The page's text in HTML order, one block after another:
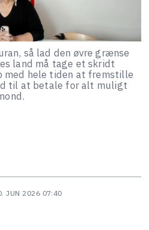
så lad den øvre grænse
land må tage et skridt
med hele tiden at fremstille
til at betale for alt muligt
JUN 2026 07:40